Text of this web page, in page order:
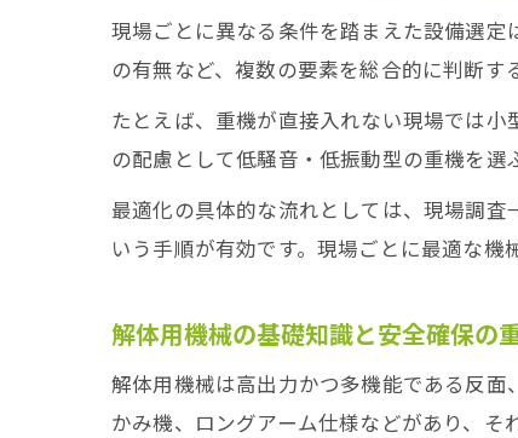
現場ごとに異なる条件を踏まえた設備選
の有無など、複数の要素を総合的に判断す
たとえば、重機が直接入れない現場では
の配慮として低騒音・低振動型の重機を選
最適化の具体的な流れとしては、現場調
いう手順が有効です。現場ごとに最適な機
解体用機械の基礎知識と安全確保の
解体用機械は高出力かつ多機能である反
かみ機、ロングアーム仕様などがあり、そ